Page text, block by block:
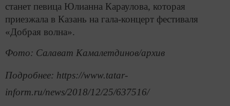
станет певица Юлианна Караулова, которая
приезжала в Казань на гала-концерт фестиваля
«Добрая волна».
Фото: Салават Камалетдинов/архив
Подробнее: https://www.tatar-
inform.ru/news/2018/12/25/637516/